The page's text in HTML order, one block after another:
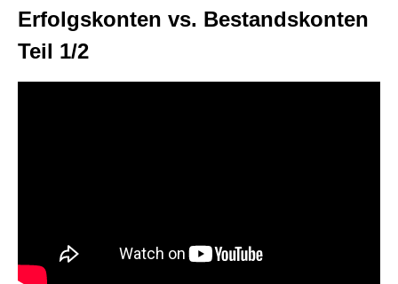
Erfolgskonten vs. Bestandskonten
Teil 1/2